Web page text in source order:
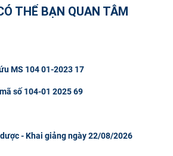
THỂ BẠN QUAN TÂM
MS 104 01-2023 17
số 104-01 2025 69
- Khai giảng ngày 22/08/2026